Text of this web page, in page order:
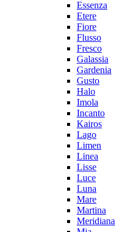
Essenza
Etere
Fiore
Flusso
Fresco
Galassia
Gardenia
Gusto
Halo
Imola
Incanto
Kairos
Lago
Limen
Linea
Lisse
Luce
Luna
Mare
Martina
Meridiana